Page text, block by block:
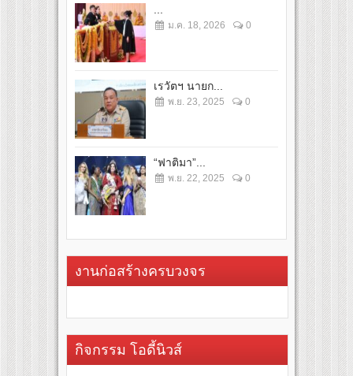
ม.ค. 18, 2026 0
เรวัตฯ นายก...
พ.ย. 23, 2025 0
“ฟาติมา”...
พ.ย. 22, 2025 0
งานก่อสร้างครบวงจร
กิจกรรม โอดี้นิวส์